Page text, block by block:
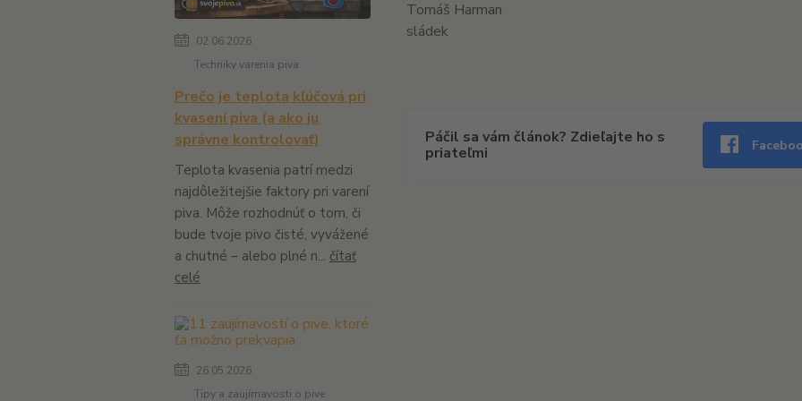
02.06.2026
Techniky varenia piva
Prečo je teplota kľúčová pri
kvasení piva (a ako ju
správne kontrolovať)
Teplota kvasenia patrí medzi
najdôležitejšie faktory pri varení
piva. Môže rozhodnúť o tom, či
bude tvoje pivo čisté, vyvážené
a chutné – alebo plné n... čítať
celé
26.05.2026
Tipy a zaujímavosti o pive
Tomáš Harman
sládek
Páčil sa vám článok? Zdieľajte ho s
priateľmi